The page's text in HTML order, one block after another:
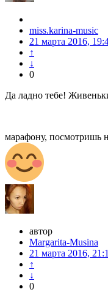
miss.karina-music
21 марта 2016,
↑
↓
0
Да ладно тебе!
марафону, посмотришь
автор
Margarita-Musina
21 марта 2016,
↑
↓
0